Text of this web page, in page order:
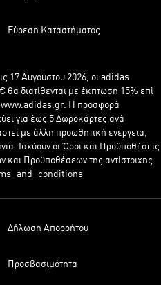
Εύρεση Καταστήματος
17 Αυγούστου 2026, οι adidas
διατίθενται με έκπτωση 15% επί
www.adidas.gr. Η προσφορά
για έως 5 Δωροκάρτες ανά
με άλλη προωθητική ενέργεια,
Ισχύουν οι Όροι και Προϋποθέσεις
Προϋποθέσεων της αντίστοιχης
Δήλωση Απορρήτου
Προσβασιμότητα